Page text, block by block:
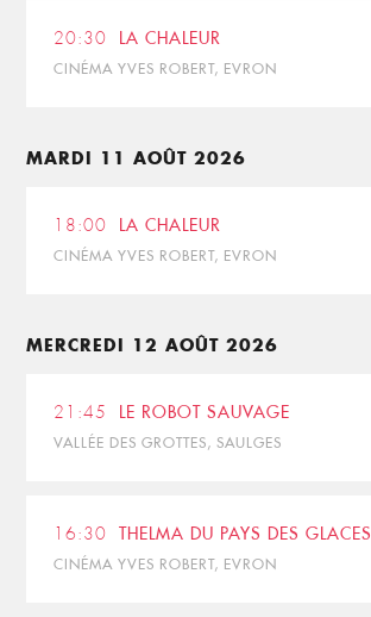
20:30 LA CHALEUR
CINÉMA YVES ROBERT, EVRON
MARDI 11 AOÛT 2026
18:00 LA CHALEUR
CINÉMA YVES ROBERT, EVRON
MERCREDI 12 AOÛT 2026
21:45 LE ROBOT SAUVAGE
VALLÉE DES GROTTES, SAULGES
16:30 THELMA DU PAYS DES GLACES
CINÉMA YVES ROBERT, EVRON